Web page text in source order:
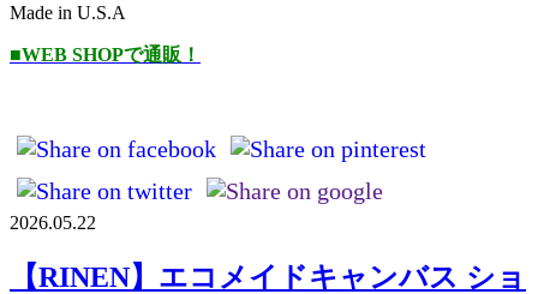
Made in U.S.A
■WEB SHOPで通販！
2026.05.22
【RINEN】エコメイドキャンバス ショ